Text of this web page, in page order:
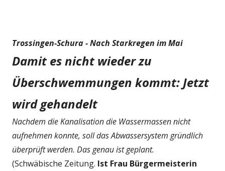
Trossingen-Schura -Nach Starkregen im Mai
Damit es nicht wieder zu
Überschwemmungen kommt: Jetzt
wird gehandelt
Nachdem die Kanalisation die Wassermassen nicht
aufnehmen konnte, soll das Abwassersystem gründlich
überprüft werden. Das genau ist geplant.
(Schwäbische Zeitung. Ist Frau Bürgermeisterin